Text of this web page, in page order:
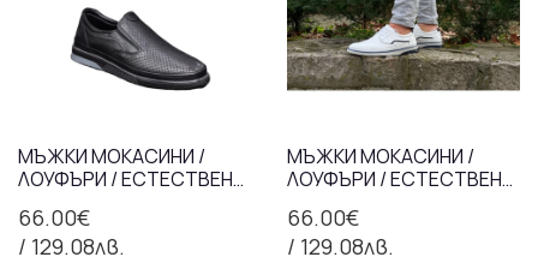
66.00€
/ 129.08лв.
МЪЖКИ МОКАСИНИ /
ЛОУФЪРИ / ЕСТЕСТВЕНА
АНАТОМИЧНА СТЕЛКА
66.00€
/ 129.08лв.
МЪЖКИ МОКАСИНИ /
ЛОУФЪРИ / ЕСТЕСТВЕНА
АНАТОМИЧНА СТЕЛКА